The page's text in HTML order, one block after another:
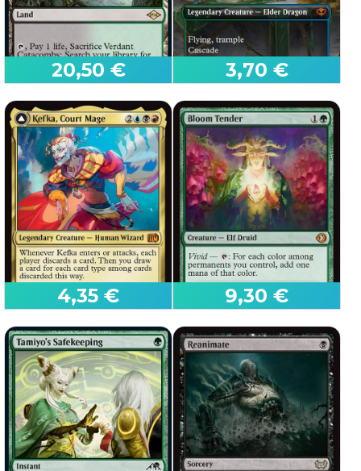
Catacombe Verdeggianti
(260)
Modern Horizons 2
20,50 €
Quandrix, la Prova(286)
Secrets of Strixhaven
3,70 €
Kefka, Court Mage //
Kefka, Ruler of Ruin(231)
Final Fantasy
4,35 €
Custode dei Fiori(166)
Lorwyn Eclipsed
9,30 €